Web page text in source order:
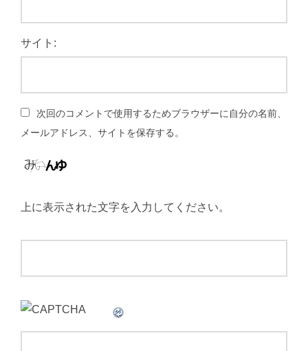
サイト:
次回のコメントで使用するためブラウザーに自分の名前、
メールアドレス、サイトを保存する。
上に表示された文字を入力してください。